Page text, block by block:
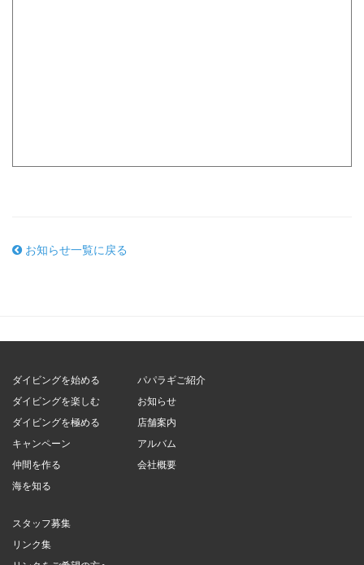
お知らせ一覧に戻る
ダイビングを始める
ダイビングを楽しむ
ダイビングを極める
キャンペーン
仲間を作る
海を知る
パパラギご紹介
お知らせ
店舗案内
アルバム
会社概要
スタッフ募集
リンク集